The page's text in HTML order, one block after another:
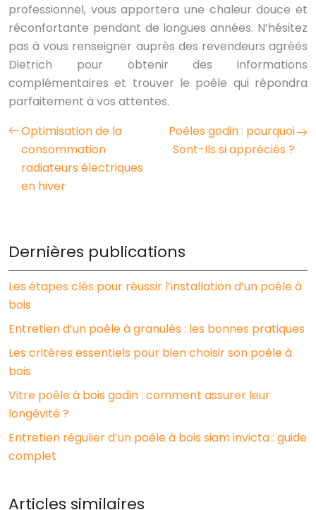
professionnel, vous apportera une chaleur douce et
réconfortante pendant de longues années. N’hésitez
pas à vous renseigner auprès des revendeurs agréés
Dietrich pour obtenir des informations
complémentaires et trouver le poêle qui répondra
parfaitement à vos attentes.
Optimisation de la
consommation
radiateurs électriques
en hiver
Poêles godin : pourquoi
Sont-Ils si appréciés ?
Dernières publications
Les étapes clés pour réussir l’installation d’un poêle à
bois
Entretien d’un poêle à granulés : les bonnes pratiques
Les critères essentiels pour bien choisir son poêle à
bois
Vitre poêle à bois godin : comment assurer leur
longévité ?
Entretien régulier d’un poêle à bois siam invicta : guide
complet
Articles similaires